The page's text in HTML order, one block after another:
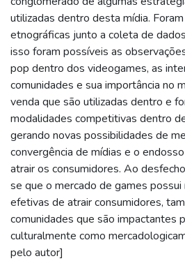
utilizadas dentro desta mídia.
etnográficas junto a coleta de
isso foram possíveis as
pop dentro dos videogames, as
comunidades e sua importância no
venda que são utilizadas dentro e
modalidades competitivas dentro
gerando novas possibilidades de
convergência de mídias e o
atrair os consumidores. Ao
se que o mercado de games possui
efetivas de atrair consumidores,
comunidades que são impactantes
culturalmente como
pelo autor]